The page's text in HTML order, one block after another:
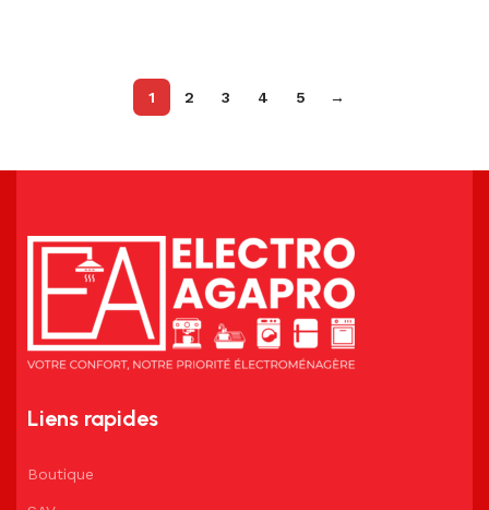
1 2 3 4 5 →
Liens rapides
Boutique